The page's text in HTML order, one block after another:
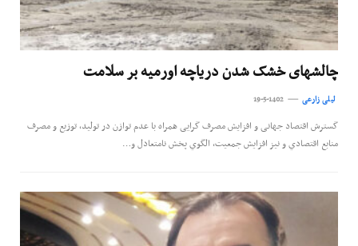
چالش‏های خشک شدن دریاچه اورمیه بر سلامت
لیلی زارعی 19-5-1402
گسترش اقتصاد جهانی و افزایش مصرف گرایی همراه با عدم توازن در تولید، توزیع و مصرف
منابع اقتصادي و نیز افزایش جمعیت، الگوي پخش نامتعادل و…